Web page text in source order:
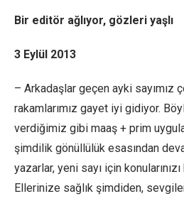
Bir editör ağlıyor, gözleri yaşlı
3 Eylül 2013
– Arkadaşlar geçen ayki sayımız
rakamlarımız gayet iyi gidiyor.
verdiğimiz gibi maaş + prim
şimdilik gönüllülük esasından
yazarlar, yeni sayı için
Ellerinize sağlık şimdiden,